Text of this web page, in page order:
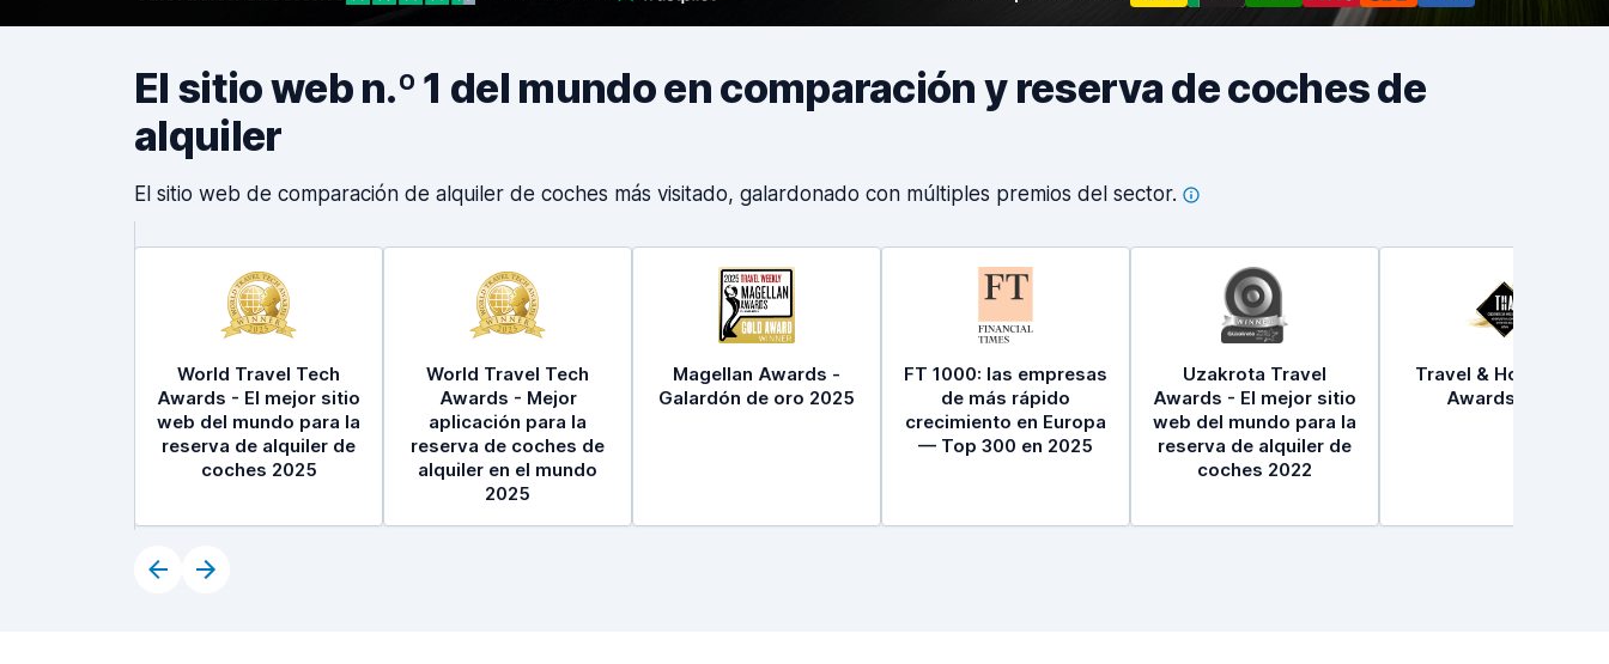
El sitio web n.º 1 del mundo en comparación y reserva de coches de
alquiler
El sitio web de comparación de alquiler de coches más visitado, galardonado con múltiples premios del sector.
World Travel Tech
Awards - El mejor sitio
web del mundo para la
reserva de alquiler de
coches 2025
World Travel Tech
Awards - Mejor
aplicación para la
reserva de coches de
alquiler en el mundo
2025
Magellan Awards -
Galardón de oro 2025
FT 1000: las empresas
de más rápido
crecimiento en Europa
— Top 300 en 2025
Uzakrota Travel
Awards - El mejor sitio
web del mundo para la
reserva de alquiler de
coches 2022
Travel & Hospitality
Awards 2021